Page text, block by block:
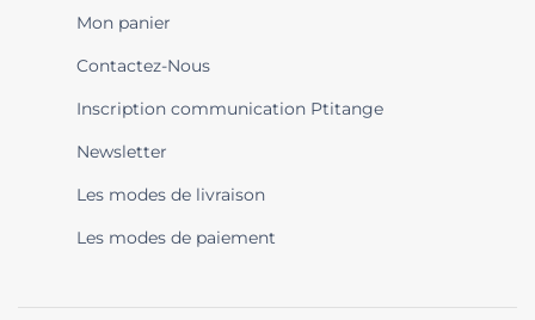
Mon panier
Contactez-Nous
Inscription communication Ptitange
Newsletter
Les modes de livraison
Les modes de paiement